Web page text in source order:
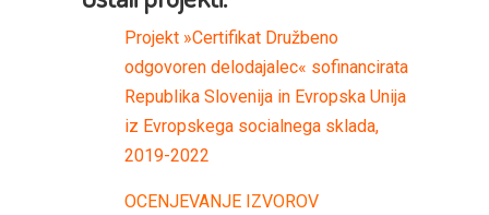
Projekt »Certifikat Družbeno
odgovoren delodajalec« sofinancirata
Republika Slovenija in Evropska Unija
iz Evropskega socialnega sklada,
2019-2022
OCENJEVANJE IZVOROV